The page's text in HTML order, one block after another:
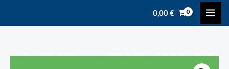
0,00€